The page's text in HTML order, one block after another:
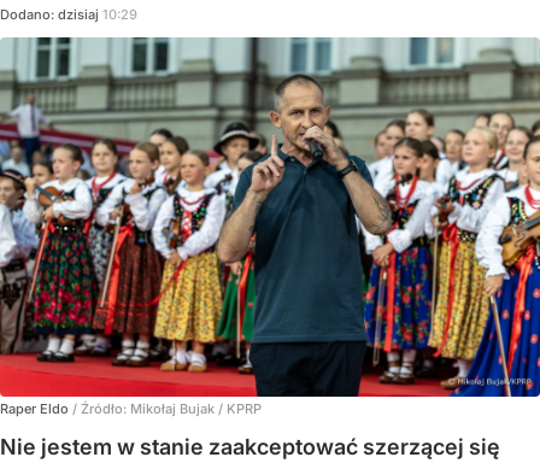
Dodano: dzisiaj 10:29
Raper Eldo / Źródło: Mikołaj Bujak / KPRP
Nie jestem w stanie zaakceptować szerzącej się